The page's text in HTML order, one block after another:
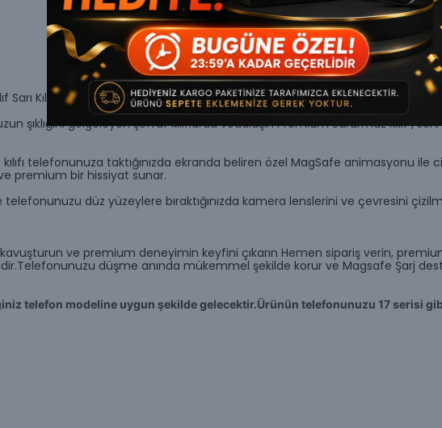
Ürün Açıklaması
Kılıf Hayal Kırıklığına Artık Yeter !
şıklığını gölgeleyen şeffaf kılıflarda vedalaşın Premium Sararmaz Kılıf ,
kılıfı telefonunuza taktığınızda ekranda beliren özel MagSafe animasyonu ile
premium bir hissiyat sunar.
düz yüzeylere bıraktığınızda kamera lenslerini ve çevresini
ve premium deneyimin keyfini çıkarın Hemen sipariş verin, premium
düşme anında mükemmel şekilde korur ve Magsafe Şarj
telefon modeline uygun şekilde gelecektir.Ürünün telefonunuzu 17 serisi